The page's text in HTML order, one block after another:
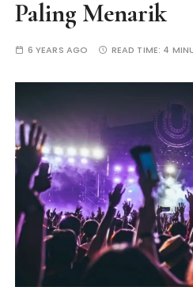
Paling Menarik
6 YEARS AGO READ TIME: 4